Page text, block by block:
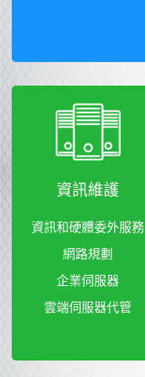
資訊維護
資訊和硬體委外服務
網路規劃
企業伺服器
雲端伺服器代管